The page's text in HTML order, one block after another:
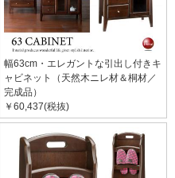
幅63cm・エレガントな引出し付きキ
ャビネット（天然木ニレ材＆桐材／
完成品）
￥60,437(税抜)